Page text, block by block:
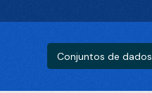
Conjuntos de dados